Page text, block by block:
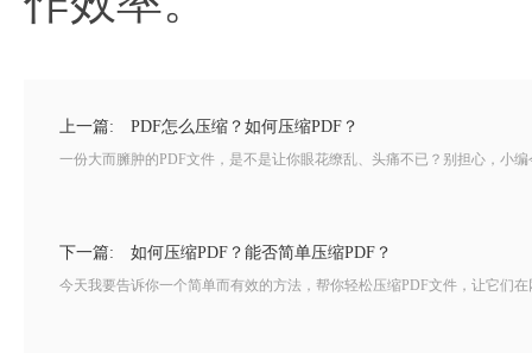
上一篇: PDF怎么压缩？如何压缩PDF？
一份大而臃肿的PDF文件，是不是让你眼花缭乱、头痛不已？别担心，小
下一篇: 如何压缩PDF？能否简单压缩PDF？
今天我要告诉你一个简单而有效的方法，帮你轻松压缩PDF文件，让它们